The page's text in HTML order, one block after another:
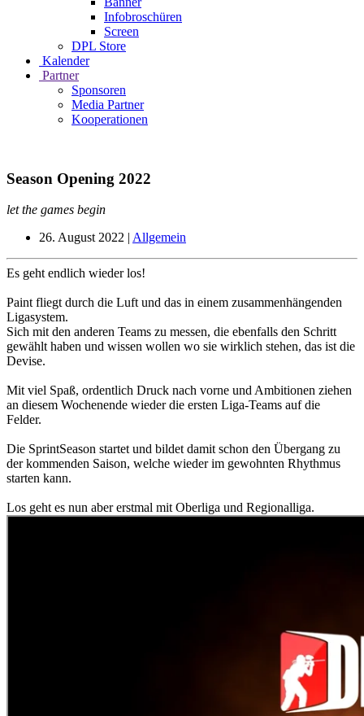
Infobroschüren
Screen
DPL Store
Kalender
Partner
Sponsoren
Media Partner
Kooperationen
Season Opening 2022
let the games begin
26. August 2022 | Allgemein
Es geht endlich wieder los!
Paint fliegt durch die Luft und das in einem zusammenhängenden
Ligasystem.
Sich mit den anderen Teams zu messen, die ebenfalls den Schritt
gewählt haben und wissen wollen wo sie wirklich stehen, das ist die
Devise.
Mit viel Spaß, ordentlich Druck nach vorne und Ambitionen ziehen
an diesem Wochenende wieder die ersten Liga-Teams auf die
Felder.
Die SprintSeason startet und bildet damit schon den Übergang zu
der kommenden Saison, welche wieder im gewohnten Rhythmus
starten kann.
Los geht es nun aber erstmal mit Oberliga und Regionalliga.